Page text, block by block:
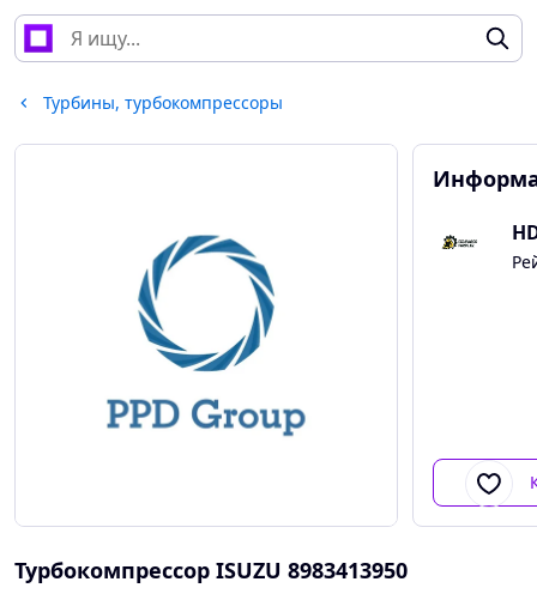
Турбины, турбокомпрессоры
Турбокомпрессор ISUZU 8983413950